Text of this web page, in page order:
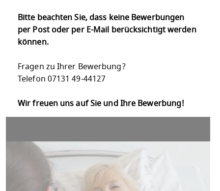
Bitte beachten Sie, dass keine Bewerbungen
per Post oder per E-Mail berücksichtigt werden
können.
Fragen zu Ihrer Bewerbung?
Telefon 07131 49-44127
Wir freuen uns auf Sie und Ihre Bewerbung!